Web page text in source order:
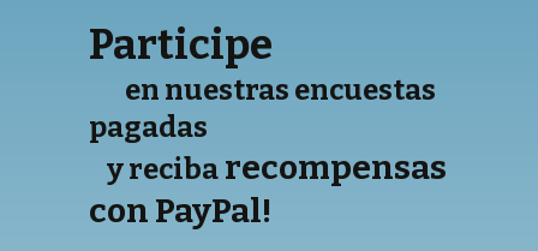
Participe
en nuestras encuestas
pagadas
y reciba recompensas
con PayPal!